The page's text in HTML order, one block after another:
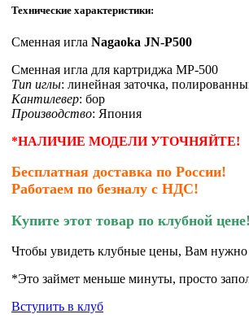
Технические характеристики:
Сменная игла Nagaoka JN-P500
Сменная игла для картриджа MP-500
Тип иглы: линейная заточка,
Кантилевер: бор
Производство: Япония
*НАЛИЧИЕ МОДЕЛИ УТОЧНЯЙТЕ!
Бесплатная доставка по России!
Работаем по безналу с НДС!
Купите этот товар по клубной цене!
Чтобы увидеть клубные цены, Вам нужно
*Это займет меньше минуты, просто
Вступить в клуб